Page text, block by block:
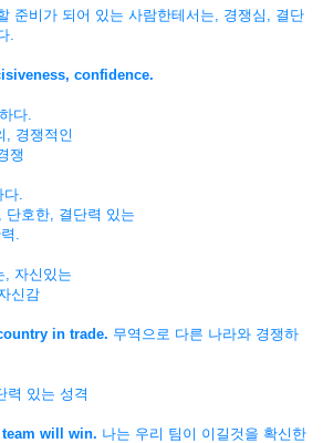
준비가 되어 있는 사람한테서는, 경쟁심, 결단
.
confidence.
다.
, 경쟁적인
쟁
.
단호한, 결단력 있는
.
, 자신있는
신감
in trade. 무역으로 다른 나라와 경쟁하
력 있는 성격
team will win. 나는 우리 팀이 이길것을 확신한